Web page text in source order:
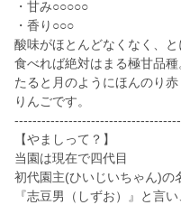
・甘み○○○○○
・香り○○○
酸味がほとんどなくなく、と
食べれば絶対はまる極甘品
たると月のようにほんのり
りんごです。
【やましって？】
当園は現在で四代目
初代園主(ひいじいちゃん)の
『志豆男（しずお）』と言